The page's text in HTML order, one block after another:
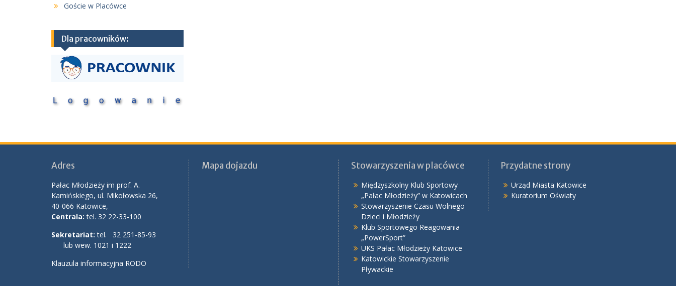
Goście w Placówce
Dla pracowników:
Adres
Pałac Młodzieży im prof. A.
Kamińskiego, ul. Mikołowska 26,
40-066 Katowice,
Centrala: tel. 32 22-33-100
Sekretariat: tel. 32 251-85-93
lub wew. 1021 i 1222
Klauzula informacyjna RODO
Mapa dojazdu Stowarzyszenia w placówce
Międzyszkolny Klub Sportowy
„Pałac Młodzieży” w Katowicach
Stowarzyszenie Czasu Wolnego
Dzieci i Młodzieży
Klub Sportowego Reagowania
„PowerSport”
UKS Pałac Młodzieży Katowice
Katowickie Stowarzyszenie
Pływackie
Przydatne strony
Urząd Miasta Katowice
Kuratorium Oświaty